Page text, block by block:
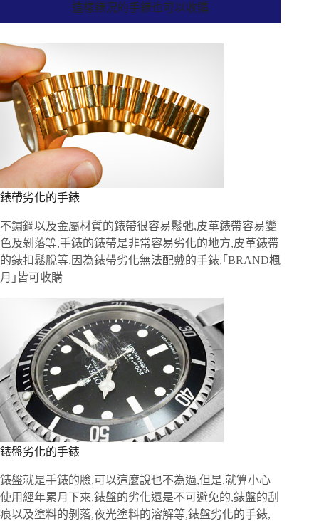
這樣錶況的手錶也可以收購
錶帶劣化的手錶
不鏽鋼以及金屬材質的錶帶很容易鬆弛,皮革錶帶容易變
色及剝落等,手錶的錶帶是非常容易劣化的地方,皮革錶帶
的錶扣鬆脫等,因為錶帶劣化無法配戴的手錶,｢BRAND楓
月｣皆可收購
錶盤劣化的手錶
錶盤就是手錶的臉,可以這麼說也不為過,但是,就算小心
使用經年累月下來,錶盤的劣化還是不可避免的,錶盤的刮
痕以及塗料的剝落,夜光塗料的溶解等,錶盤劣化的手錶,